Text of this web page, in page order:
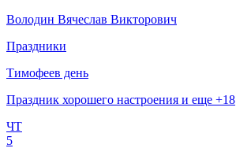
Володин Вячеслав Викторович
Праздники
Тимофеев день
Праздник хорошего настроения и еще +18
ЧТ
5